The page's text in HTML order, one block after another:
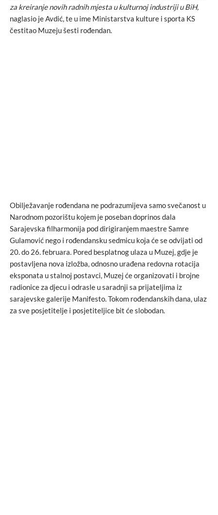
za kreiranje novih radnih mjesta u kulturnoj industriji u BiH,
naglasio je Avdić, te u ime Ministarstva kulture i sporta KS
čestitao Muzeju šesti rođendan.
Obilježavanje rođendana ne podrazumijeva samo svečanost u
Narodnom pozorištu kojem je poseban doprinos dala
Sarajevska filharmonija pod dirigiranjem maestre Samre
Gulamović nego i rođendansku sedmicu koja će se odvijati od
20. do 26. februara. Pored besplatnog ulaza u Muzej, gdje je
postavljena nova izložba, odnosno urađena redovna rotacija
eksponata u stalnoj postavci, Muzej će organizovati i brojne
radionice za djecu i odrasle u saradnji sa prijateljima iz
sarajevske galerije Manifesto. Tokom rođendanskih dana, ulaz
za sve posjetitelje i posjetiteljice bit će slobodan.